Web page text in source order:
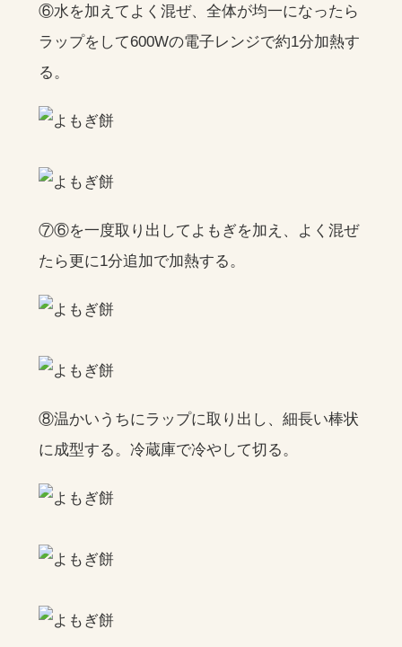
⑥水を加えてよく混ぜ、全体が均一になったら
ラップをして600Wの電子レンジで約1分加熱す
る。
⑦⑥を一度取り出してよもぎを加え、よく混ぜ
たら更に1分追加で加熱する。
⑧温かいうちにラップに取り出し、細長い棒状
に成型する。冷蔵庫で冷やして切る。